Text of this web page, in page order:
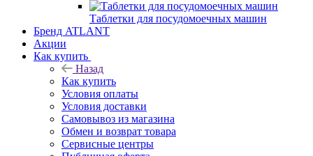
Таблетки для посудомоечных машин
Бренд ATLANT
Акции
Как купить
Назад
Как купить
Условия оплаты
Условия доставки
Самовывоз из магазина
Обмен и возврат товара
Сервисные центры